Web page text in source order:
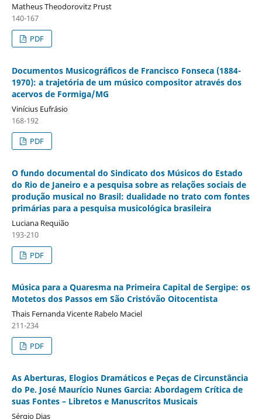
Matheus Theodorovitz Prust
140-167
PDF
Documentos Musicográficos de Francisco Fonseca (1884-
1970): a trajetória de um músico compositor através dos
acervos de Formiga/MG
Vinícius Eufrásio
168-192
PDF
O fundo documental do Sindicato dos Músicos do Estado
do Rio de Janeiro e a pesquisa sobre as relações sociais de
produção musical no Brasil: dualidade no trato com fontes
primárias para a pesquisa musicológica brasileira
Luciana Requião
193-210
PDF
Música para a Quaresma na Primeira Capital de Sergipe: os
Motetos dos Passos em São Cristóvão Oitocentista
Thais Fernanda Vicente Rabelo Maciel
211-234
PDF
As Aberturas, Elogios Dramáticos e Peças de Circunstância
do Pe. José Maurício Nunes Garcia: Abordagem Crítica de
suas Fontes – Libretos e Manuscritos Musicais
Sérgio Dias